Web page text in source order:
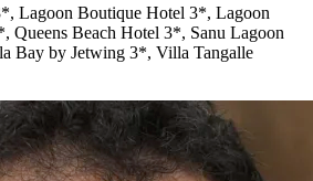
Lagoon Boutique Hotel 3*, Lagoon
Queens Beach Hotel 3*, Sanu Lagoon
Bay by Jetwing 3*, Villa Tangalle